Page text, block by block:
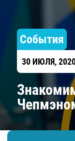
События
30 ИЮЛЯ,